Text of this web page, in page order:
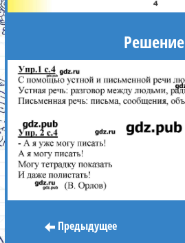
Решение
Предыдущее